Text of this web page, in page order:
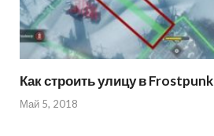
Как строить улицу в Frostpunk
Май 5, 2018